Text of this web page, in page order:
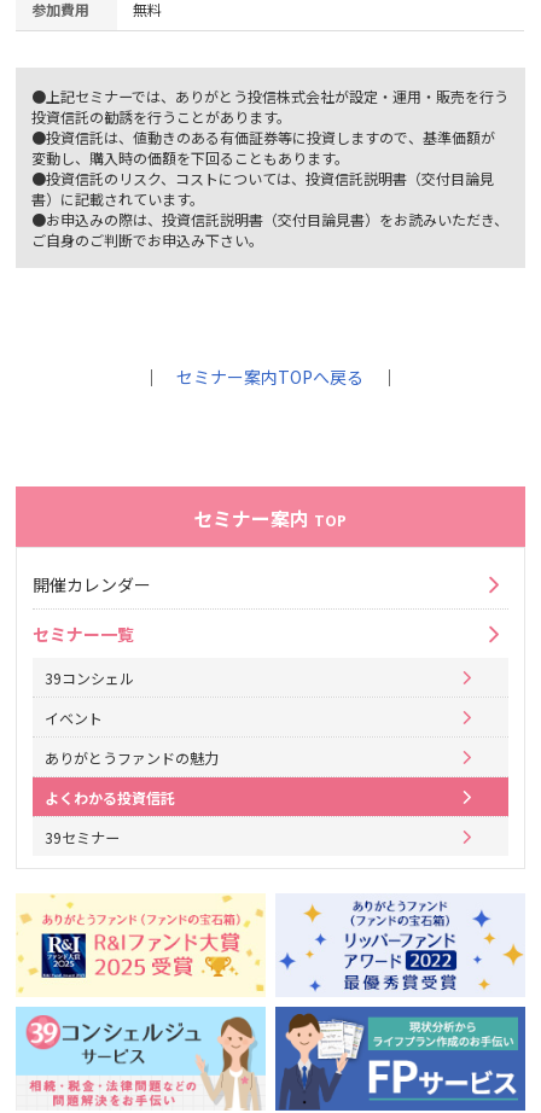
参加費用 無料
●上記セミナーでは、ありがとう投信株式会社が設定・運用・販売を行う
投資信託の勧誘を行うことがあります。
●投資信託は、値動きのある有価証券等に投資しますので、基準価額が
変動し、購入時の価額を下回ることもあります。
●投資信託のリスク、コストについては、投資信託説明書（交付目論見
書）に記載されています。
●お申込みの際は、投資信託説明書（交付目論見書）をお読みいただき、
ご自身のご判断でお申込み下さい。
｜セミナー案内TOPへ戻る ｜
セミナー案内 TOP
開催カレンダー
セミナー一覧
39コンシェル
イベント
ありがとうファンドの魅力
よくわかる投資信託
39セミナー